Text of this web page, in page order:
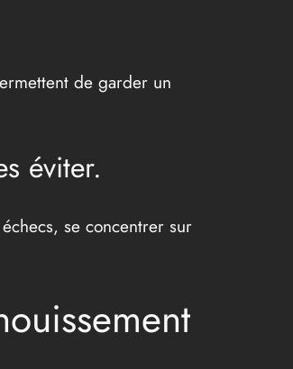
de garder un
éviter.
se concentrer sur